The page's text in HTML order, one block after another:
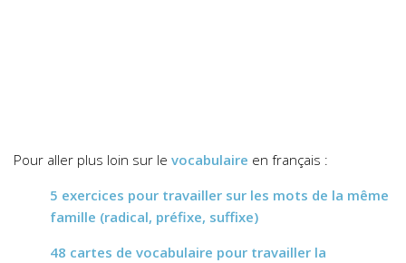
Pour aller plus loin sur le vocabulaire en français :
5 exercices pour travailler sur les mots de la même
famille (radical, préfixe, suffixe)
48 cartes de vocabulaire pour travailler la